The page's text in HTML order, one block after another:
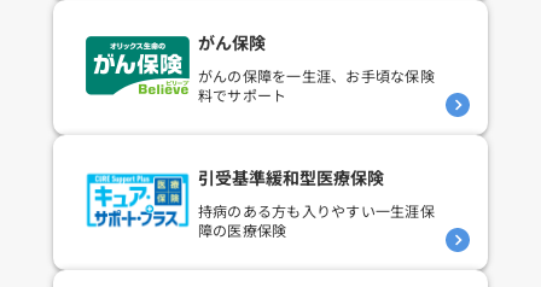
がん保険
がんの保障を一生涯、 お手頃な保険
料でサポート
引受基準緩和型医療保険
持病のある方も入りやすい一生涯保
障の医療保険